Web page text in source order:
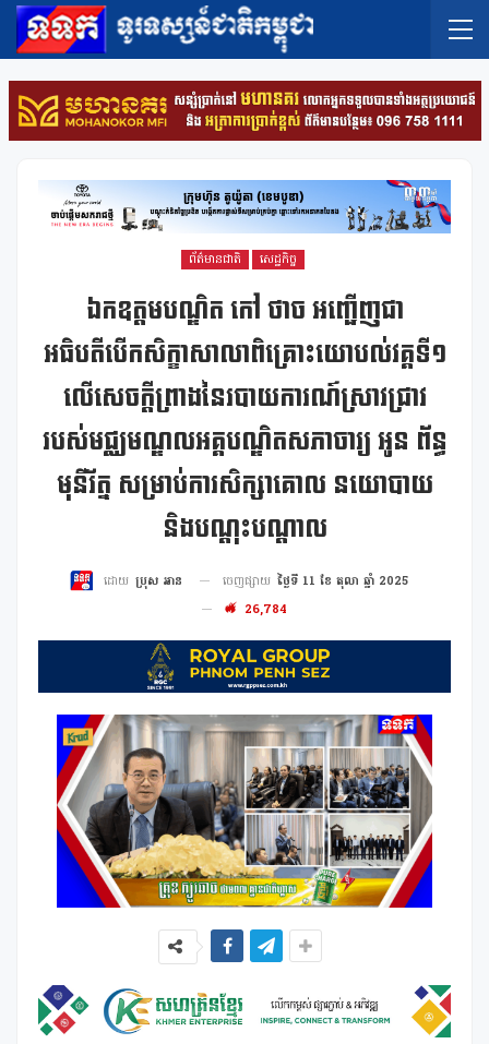
ព័ត៌មានជាតិ សេដ្ឋកិច្ច
ឯកឧត្តមបណ្ឌិត កៅ ថាច អញ្ជើញជា
អធិបតីបើកសិក្ខាសាលាពិគ្រោះយោបល់វគ្គទី១
លើសេចក្តីព្រាងនៃរបាយការណ៍ស្រាវជ្រាវ
របស់មជ្ឈមណ្ឌលអគ្គបណ្ឌិតសភាចារ្យ អូន ព័ន្ធ
មុនីរ័ត្ន សម្រាប់ការសិក្សាគោល នយោបាយ
និងបណ្ដុះបណ្ដាល
ដោយ ប្រុស អាន ចេញផ្សាយ ថ្ងៃទី 11 ខែ តុលា ឆ្នាំ 2025
26,784